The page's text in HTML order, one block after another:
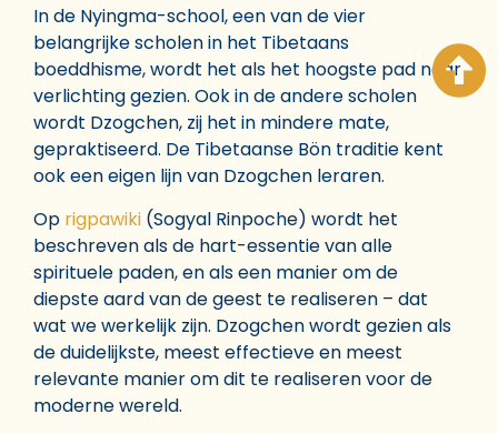
In de Nyingma-school, een van de vier
belangrijke scholen in het Tibetaans
boeddhisme, wordt het als het hoogste pad naar
verlichting gezien. Ook in de andere scholen
wordt Dzogchen, zij het in mindere mate,
gepraktiseerd. De Tibetaanse Bön traditie kent
ook een eigen lijn van Dzogchen leraren.
Op rigpawiki (Sogyal Rinpoche) wordt het
beschreven als de hart-essentie van alle
spirituele paden, en als een manier om de
diepste aard van de geest te realiseren – dat
wat we werkelijk zijn. Dzogchen wordt gezien als
de duidelijkste, meest effectieve en meest
relevante manier om dit te realiseren voor de
moderne wereld.